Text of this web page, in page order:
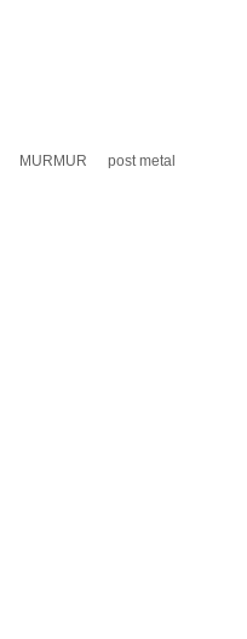
MURMUR post metal